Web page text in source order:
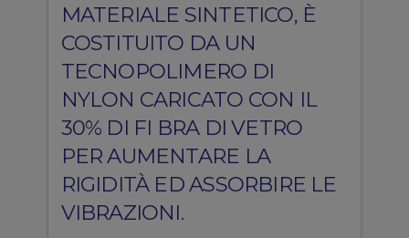
MATERIALE SINTETICO, È
COSTITUITO DA UN
TECNOPOLIMERO DI
NYLON CARICATO CON IL
30% DI FI BRA DI VETRO
PER AUMENTARE LA
RIGIDITÀ ED ASSORBIRE LE
VIBRAZIONI.